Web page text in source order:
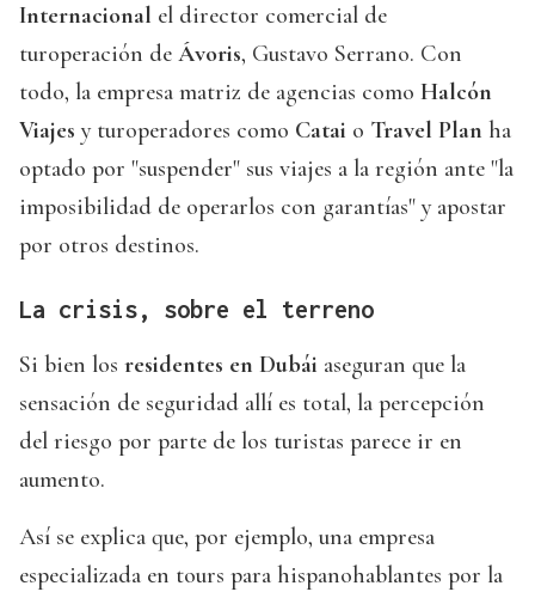
Internacional el director comercial de
turoperación de Ávoris, Gustavo Serrano. Con
todo, la empresa matriz de agencias como Halcón
Viajes y turoperadores como Catai o Travel Plan ha
optado por "suspender" sus viajes a la región ante "la
imposibilidad de operarlos con garantías" y apostar
por otros destinos.
La crisis, sobre el terreno
Si bien los residentes en Dubái aseguran que la
sensación de seguridad allí es total, la percepción
del riesgo por parte de los turistas parece ir en
aumento.
Así se explica que, por ejemplo, una empresa
especializada en tours para hispanohablantes por la